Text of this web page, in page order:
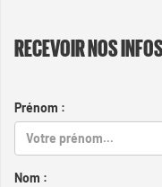
RECEVOIR NOS
Prénom :
Nom :